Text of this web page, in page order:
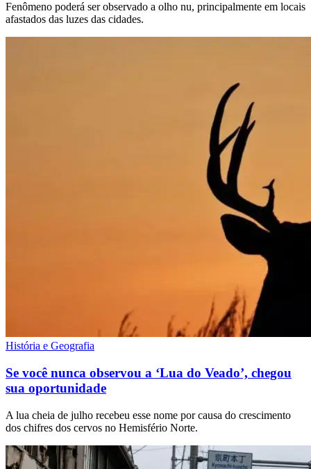
Fenômeno poderá ser observado a olho nu, principalmente em locais
afastados das luzes das cidades.
História e Geografia
Se você nunca observou a ‘Lua do Veado’, chegou
sua oportunidade
A lua cheia de julho recebeu esse nome por causa do crescimento
dos chifres dos cervos no Hemisfério Norte.